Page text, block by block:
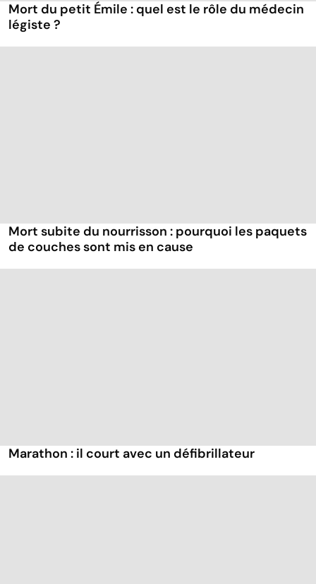
Mort du petit Émile : quel est le rôle du médecin
légiste ?
Mort subite du nourrisson : pourquoi les paquets
de couches sont mis en cause
Marathon : il court avec un défibrillateur